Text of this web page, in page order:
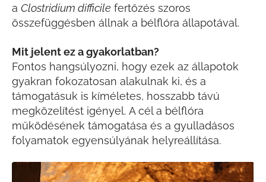
a Clostridium difficile fertőzés szoros
összefüggésben állnak a bélflóra állapotával.
Mit jelent ez a gyakorlatban?
Fontos hangsúlyozni, hogy ezek az állapotok
gyakran fokozatosan alakulnak ki, és a
támogatásuk is kíméletes, hosszabb távú
megközelítést igényel. A cél a bélflóra
működésének támogatása és a gyulladásos
folyamatok egyensúlyának helyreállítása.